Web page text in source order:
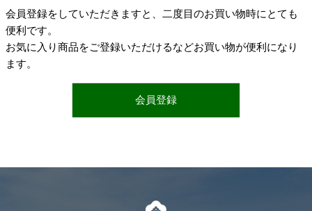
会員登録をしていただきますと、二度目のお買い物時にとても
便利です。
お気に入り商品をご登録いただけるなどお買い物が便利になり
ます。
会員登録